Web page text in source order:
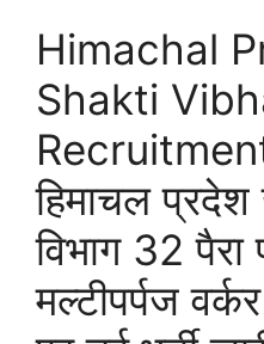
Himachal
Shakti
हिमाचल
विभाग 32
मल्टीपर्पज